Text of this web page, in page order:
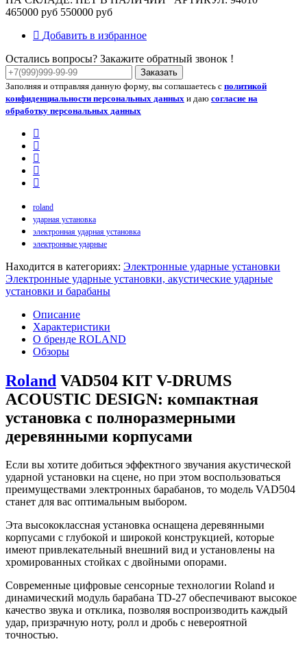
465000 руб 550000 руб
Добавить в избранное
Остались вопросы? Закажите обратный звонок !
Заказать
Заполняя и отправляя данную форму, вы соглашаетесь с политикой
конфиденциальности персональных данных и даю согласие на
обработку персональных данных
roland
ударная установка
электронная ударная установка
электронные ударные
Находится в категориях: Электронные ударные установки
Электронные ударные установки, акустические ударные
установки и барабаны
Описание
Характеристики
О бренде ROLAND
Обзоры
Roland VAD504 KIT V-DRUMS
ACOUSTIC DESIGN: компактная
установка с полноразмерными
деревянными корпусами
Если вы хотите добиться эффектного звучания акустической
ударной установки на сцене, но при этом воспользоваться
преимуществами электронных барабанов, то модель VAD504
станет для вас оптимальным выбором.
Эта высококлассная установка оснащена деревянными
корпусами с глубокой и широкой конструкцией, которые
имеют привлекательный внешний вид и установлены на
хромированных стойках с двойными опорами.
Современные цифровые сенсорные технологии Roland и
динамический модуль барабана TD-27 обеспечивают высокое
качество звука и отклика, позволяя воспроизводить каждый
удар, призрачную ноту, ролл и дробь с невероятной
точностью.